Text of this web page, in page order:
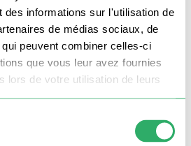
des informations sur l'utilisation de
de médias sociaux, de
peuvent combiner celles-ci
que vous leur avez fournies
lors de votre utilisation de leurs
Légales & les CGV